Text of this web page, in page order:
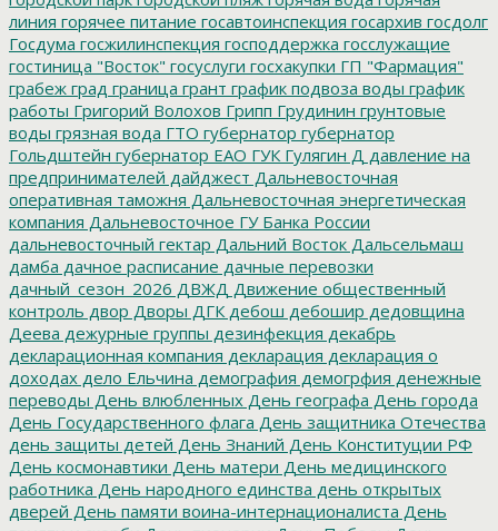
линия горячее питание госавтоинспекция госархив госдолг
Госдума госжилинспекция господдержка госслужащие
гостиница "Восток" госуслуги госхакупки ГП "Фармация"
грабеж град граница грант график подвоза воды график
работы Григорий Волохов Грипп Грудинин грунтовые
воды грязная вода ГТО губернатор губернатор
Гольдштейн губернатор ЕАО ГУК Гулягин Д давление на
предпринимателей дайджест Дальневосточная
оперативная таможня Дальневосточная энергетическая
компания Дальневосточное ГУ Банка России
дальневосточный гектар Дальний Восток Дальсельмаш
дамба дачное расписание дачные перевозки
дачный_сезон_2026 ДВЖД Движение общественный
контроль двор Дворы ДГК дебош дебошир дедовщина
Деева дежурные группы дезинфекция декабрь
декларационная компания декларация декларация о
доходах дело Ельчина демография демогрфия денежные
переводы День влюбленных День географа День города
День Государственного флага День защитника Отечества
день защиты детей День Знаний День Конституции РФ
День космонавтики День матери День медицинского
работника День народного единства день открытых
дверей День памяти воина-интернационалиста День